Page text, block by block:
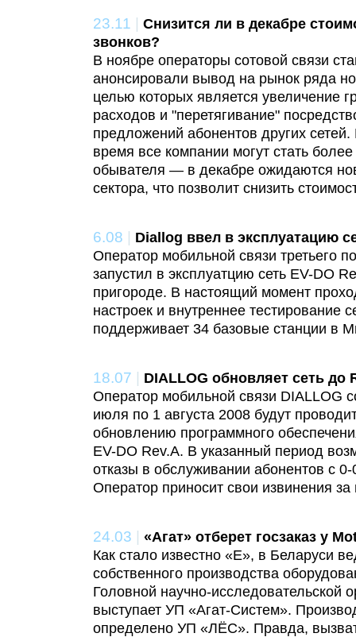
23.11 | Снизится ли в декабре
звонков?
В ноябре операторы сотовой связи
анонсировали вывод на рынок ряда
целью которых является увеличение
расходов и "перетягивание"
предложений абонентов других
время все компании могут стать
обывателя — в декабре ожидаются
сектора, что позволит снизить
6.08 | Diallog ввел в эксплуатацию
Оператор мобильной связи третьего
запустил в эксплуатцию сеть EV-DO
пригороде. В настоящий момент
настроек и внутреннее тестирование
поддерживает 34 базовые станции в
18.07 | DIALLOG обновляет сеть до
Оператор мобильной связи DIALLOG
июля по 1 августа 2008 будут
обновлению программного
EV-DO Rev.A. В указанный период
отказы в обслуживании абонентов с
Оператор приносит свои извинения
24.03 | «Агат» отберет госзаказ у
Как стало известно «Е», в Беларуси
собственного производства
Головной научно-исследовательской
выступает УП «Агат-Систем».
определено УП «ЛЁС». Правда,